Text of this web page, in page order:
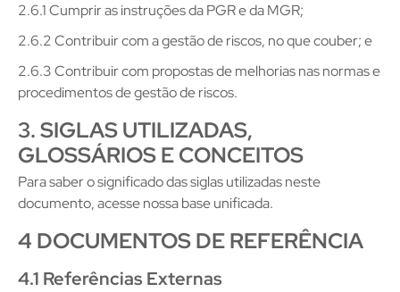
2.6.1 Cumprir as instruções da PGR e da MGR;
2.6.2 Contribuir com a gestão de riscos, no que couber; e
2.6.3 Contribuir com propostas de melhorias nas normas e
procedimentos de gestão de riscos.
3. SIGLAS UTILIZADAS,
GLOSSÁRIOS E CONCEITOS
Para saber o significado das siglas utilizadas neste
documento, acesse nossa base unificada.
4 DOCUMENTOS DE REFERÊNCIA
4.1 Referências Externas